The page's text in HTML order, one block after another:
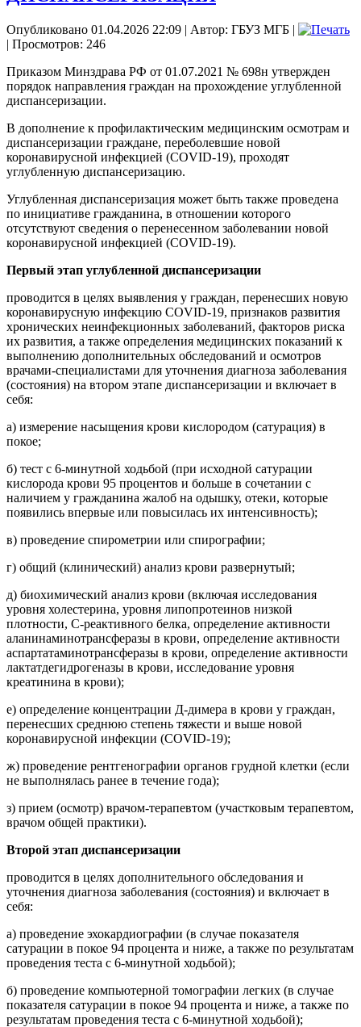
Опубликовано 01.04.2026 22:09 | Автор: ГБУЗ МГБ |
| Просмотров: 246
Приказом Минздрава РФ от 01.07.2021 № 698н утвержден
порядок направления граждан на прохождение углубленной
диспансеризации.
В дополнение к профилактическим медицинским осмотрам и
диспансеризации граждане, переболевшие новой
коронавирусной инфекцией (COVID-19), проходят
углубленную диспансеризацию.
Углубленная диспансеризация может быть также проведена
по инициативе гражданина, в отношении которого
отсутствуют сведения о перенесенном заболевании новой
коронавирусной инфекцией (COVID-19).
Первый этап углубленной диспансеризации
проводится в целях выявления у граждан, перенесших новую
коронавирусную инфекцию COVID-19, признаков развития
хронических неинфекционных заболеваний, факторов риска
их развития, а также определения медицинских показаний к
выполнению дополнительных обследований и осмотров
врачами-специалистами для уточнения диагноза заболевания
(состояния) на втором этапе диспансеризации и включает в
себя:
а) измерение насыщения крови кислородом (сатурация) в
покое;
б) тест с 6-минутной ходьбой (при исходной сатурации
кислорода крови 95 процентов и больше в сочетании с
наличием у гражданина жалоб на одышку, отеки, которые
появились впервые или повысилась их интенсивность);
в) проведение спирометрии или спирографии;
г) общий (клинический) анализ крови развернутый;
д) биохимический анализ крови (включая исследования
уровня холестерина, уровня липопротеинов низкой
плотности, C-реактивного белка, определение активности
аланинаминотрансферазы в крови, определение активности
аспартатаминотрансферазы в крови, определение активности
лактатдегидрогеназы в крови, исследование уровня
креатинина в крови);
е) определение концентрации Д-димера в крови у граждан,
перенесших среднюю степень тяжести и выше новой
коронавирусной инфекции (COVID-19);
ж) проведение рентгенографии органов грудной клетки (если
не выполнялась ранее в течение года);
з) прием (осмотр) врачом-терапевтом (участковым терапевтом,
врачом общей практики).
Второй этап диспансеризации
проводится в целях дополнительного обследования и
уточнения диагноза заболевания (состояния) и включает в
себя:
а) проведение эхокардиографии (в случае показателя
сатурации в покое 94 процента и ниже, а также по результатам
проведения теста с 6-минутной ходьбой);
б) проведение компьютерной томографии легких (в случае
показателя сатурации в покое 94 процента и ниже, а также по
результатам проведения теста с 6-минутной ходьбой);